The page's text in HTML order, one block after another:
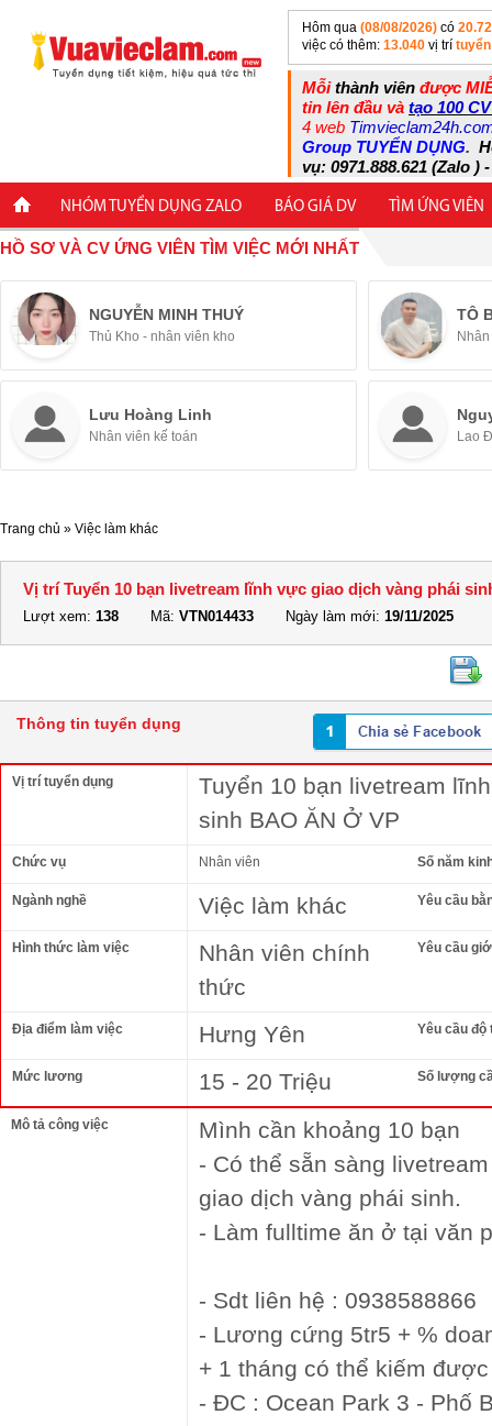
Hôm qua (08/08/2026) có
việc có thêm: 13.040 vị trí
Mỗithành viên được
tin lên đầu và tạo 100
4 web
Group TUYỂN DỤNG.
vụ: 0971.888.621 (Zalo )
NHÓM TUYỂN DỤNG ZALO BÁO GIÁ DV TÌM ỨNG VIÊN
HỒ SƠ VÀ CV ỨNG VIÊN TÌM VIỆC MỚI NHẤT
NGUYỄN MINH THUÝ
Thủ Kho - nhân viên kho
TÔ
Lưu Hoàng Linh
Nhân viên kế toán Lao
Trang chủ » Việc làm khác
Vị trí Tuyển 10 bạn livetream lĩnh vực giao dịch vàng phái
Lượt xem: 138 Mã: VTN014433 Ngày làm mới: 19/11/2025
Thông tin tuyển dụng
Vị trí tuyển dụng
Tuyển 10 bạn livetream
sinh BAO ĂN Ở VP
Chức vụ Nhân viên Số năm
Ngành nghề Việc làm khác Yêu cầu
Hình thức làm việc
Nhân viên chính
thức
Yêu cầu
Địa điểm làm việc Hưng Yên Yêu cầu độ
Mức lương 15 - 20 Triệu Số lượng
Mô tả công việc
Mình cần khoảng 10 bạn
- Có thể sẵn sàng
giao dịch vàng phái sinh.
- Làm fulltime ăn ở tại văn
- Sdt liên hệ : 0938588866
- Lương cứng 5tr5 + %
+ 1 tháng có thể kiếm
- ĐC : Ocean Park 3 - Phố